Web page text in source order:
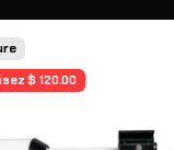
$ 120.00